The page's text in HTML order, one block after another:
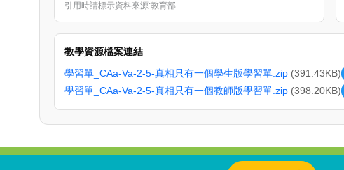
引用時請標示資料來源:教育部
教學資源檔案連結
學習單_CAa-Va-2-5-真相只有一個學生版學習單.zip (391.43KB)
學習單_CAa-Va-2-5-真相只有一個教師版學習單.zip (398.20KB)